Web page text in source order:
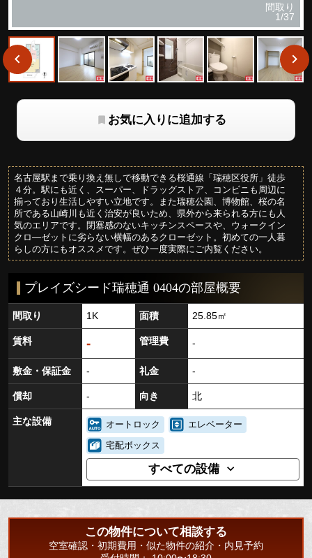
間取り
1/37
お気に入りに追加する
名古屋駅まで乗り換え無しで移動できる桜通線「瑞穂区役所」徒歩
４分。駅にも近く、スーパー、ドラッグストア、コンビニも周辺に
揃っており生活しやすい立地です。また瑞穂公園、博物館、桜の名
所である山崎川も近く治安が良いため、県外から来られる方にも人
気のエリアです。閉塞感のないキッチンスペースや、ウォークイン
クロ―ゼットに劣らない横幅のあるクローゼット。初めての一人暮
らしの方にもオススメです。ぜひ一度実際にご内覧ください。
プレイズシード瑞穂通 0404の部屋概要
間取り 1K 面積 25.85㎡
賃料 - 管理費 -
敷金・保証金 - 礼金 -
償却 - 向き 北
主な設備 オートロック
エレベーター
宅配ボックス
すべての設備
この物件について相談する
空室確認・初期費用・似た物件の紹介・内見予約